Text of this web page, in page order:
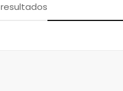
resultados